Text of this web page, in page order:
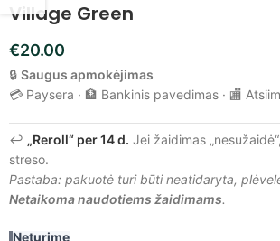
Village Green
€20.00
🔒 Saugus apmokėjimas
💳 Paysera · 🏦 Bankinis pavedimas · 🏬
↩️ „Reroll“ per 14 d. Jei žaidimas
streso.
Pastaba: pakuotė turi būti neatidaryta,
Netaikoma naudotiems žaidimams.
Neturime